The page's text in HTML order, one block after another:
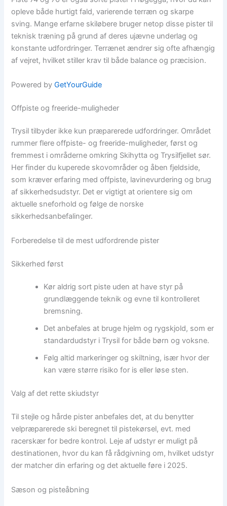
opleve både hurtigt fald, varierende terræn og skarpe
sving. Mange erfarne skiløbere bruger netop disse pister til
teknisk træning på grund af deres ujævne underlag og
konstante udfordringer. Terrænet ændrer sig ofte afhængig
af vejret, hvilket stiller krav til både balance og præcision.
Powered byGetYourGuide
Offpiste og freeride-muligheder
Trysil tilbyder ikke kun præparerede udfordringer. Området
rummer flere offpiste- og freeride-muligheder, først og
fremmest i områderne omkring Skihytta og Trysilfjellet sør.
Her finder du kuperede skovområder og åben fjeldside,
som kræver erfaring med offpiste, lavinevurdering og brug
af sikkerhedsudstyr. Det er vigtigt at orientere sig om
aktuelle sneforhold og følge de norske
sikkerhedsanbefalinger.
Forberedelse til de mest udfordrende pister
Sikkerhed først
Kør aldrig sort piste uden at have styr på
grundlæggende teknik og evne til kontrolleret
bremsning.
Det anbefales at bruge hjelm og rygskjold, som er
standardudstyr i Trysil for både børn og voksne.
Følg altid markeringer og skiltning, især hvor der
kan være større risiko for is eller løse sten.
Valg af det rette skiudstyr
Til stejle og hårde pister anbefales det, at du benytter
velpræparerede ski beregnet til pistekørsel, evt. med
racerskær for bedre kontrol. Leje af udstyr er muligt på
destinationen, hvor du kan få rådgivning om, hvilket udstyr
der matcher din erfaring og det aktuelle føre i 2025.
Sæson og pisteåbning